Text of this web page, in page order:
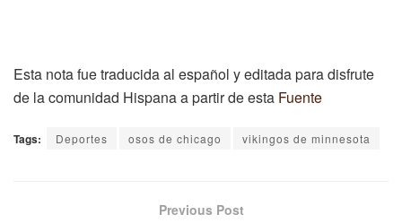
Esta nota fue traducida al español y editada para disfrute
de la comunidad Hispana a partir de esta Fuente
Tags: Deportes osos de chicago vikingos de minnesota
Previous Post